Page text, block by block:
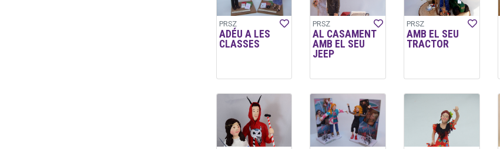
PRSZ
ADÉU A LES
CLASSES
PRSZ
AL CASAMENT
AMB EL SEU
JEEP
PRSZ
AMB EL SEU
TRACTOR